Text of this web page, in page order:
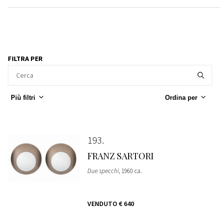
FILTRA PER
Più filtri Ordina per
193
FRANZ SARTORI
Due specchi, 1960 ca.
VENDUTO € 640